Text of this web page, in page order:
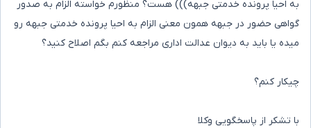
به احیا پرونده خدمتی جبهه))) هست؟ منظورم خواسته الزام به صدور
گواهی حضور در جبهه همون معنی الزام به احیا پرونده خدمتی جبهه رو
میده یا باید به دیوان عدالت اداری مراجعه کنم بگم اصلاح کنید؟
چیکار کنم؟
با تشکر از پاسخگویی وکلا